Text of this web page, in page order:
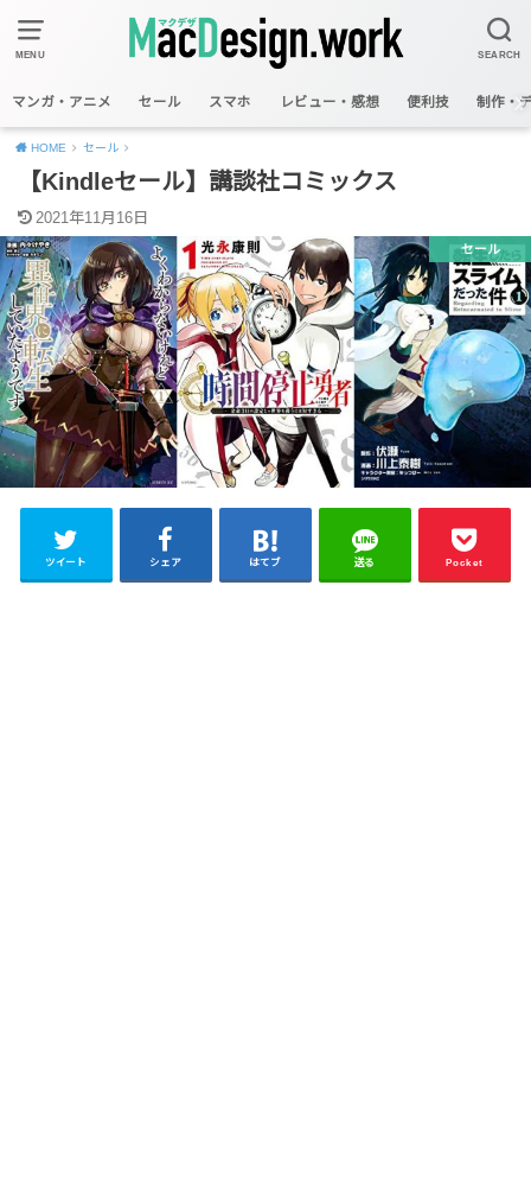
MENU SEARCH
マンガ・アニメ セール スマホ レビュー・感想 便利技 制作・
HOME セール
【Kindleセール】講談社コミックス
2021年11月16日
セール
ツイート シェア はてブ 送る Pocket